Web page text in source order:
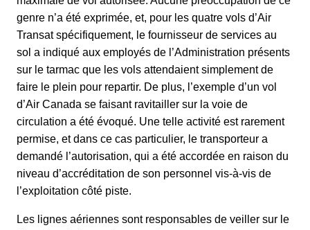
genre n’a été exprimée, et, pour les quatre vols d’Air
Transat spécifiquement, le fournisseur de services au
sol a indiqué aux employés de l’Administration présents
sur le tarmac que les vols attendaient simplement de
faire le plein pour repartir. De plus, l’exemple d’un vol
d’Air Canada se faisant ravitailler sur la voie de
circulation a été évoqué. Une telle activité est rarement
permise, et dans ce cas particulier, le transporteur a
demandé l’autorisation, qui a été accordée en raison du
niveau d’accréditation de son personnel vis-à-vis de
l’exploitation côté piste.
Les lignes aériennes sont responsables de veiller sur le